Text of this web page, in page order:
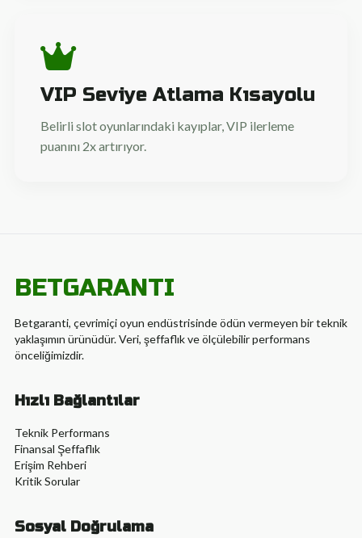
VIP Seviye Atlama Kısayolu
Belirli slot oyunlarındaki kayıplar, VIP ilerleme
puanını 2x artırıyor.
BETGARANTI
Betgaranti, çevrimiçi oyun endüstrisinde ödün vermeyen bir teknik
yaklaşımın ürünüdür. Veri, şeffaflık ve ölçülebilir performans
önceliğimizdir.
Hızlı Bağlantılar
Teknik Performans
Finansal Şeffaflık
Erişim Rehberi
Kritik Sorular
Sosyal Doğrulama